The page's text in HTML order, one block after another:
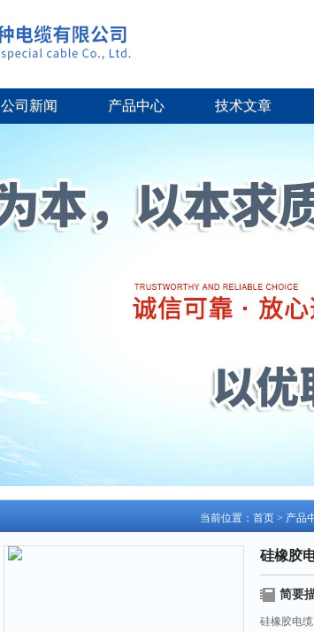
公司新闻 产品中心 技术文章
当前位置： 首页 > 产品
硅橡胶
简要
硅橡胶电